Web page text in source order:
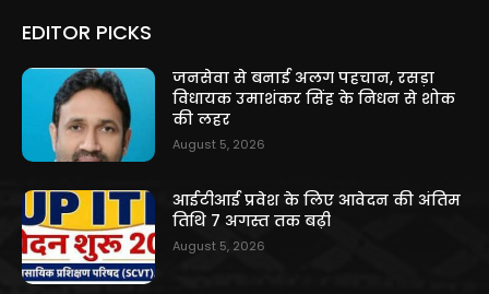
EDITOR PICKS
जनसेवा से बनाई अलग पहचान, रसड़ा
विधायक उमाशंकर सिंह के निधन से शोक
की लहर
August 5, 2026
आईटीआई प्रवेश के लिए आवेदन की अंतिम
तिथि 7 अगस्त तक बढ़ी
August 5, 2026